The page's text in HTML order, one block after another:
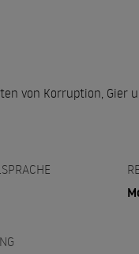
von Korruption, Gier